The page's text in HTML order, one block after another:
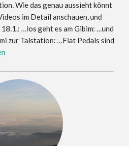
Wie das genau aussieht könnt
im Detail anschauen, und
…los geht es am Gibim: …und
zur Talstation: …Flat Pedals sind